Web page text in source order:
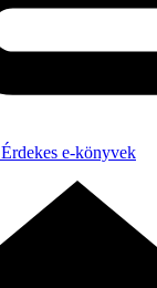
Érdekes e-könyvek